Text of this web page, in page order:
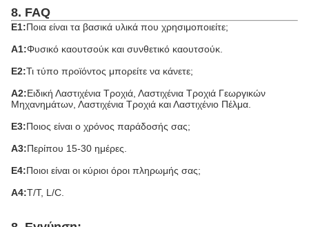
8. FAQ
Ε1:Ποια είναι τα βασικά υλικά που χρησιμοποιείτε;
Α1:Φυσικό καουτσούκ και συνθετικό καουτσούκ.
Ε2:Τι τύπο προϊόντος μπορείτε να κάνετε;
Α2:Ειδική Λαστιχένια Τροχιά, Λαστιχένια Τροχιά Γεωργικών
Μηχανημάτων, Λαστιχένια Τροχιά και Λαστιχένιο Πέλμα.
Ε3:Ποιος είναι ο χρόνος παράδοσής σας;
Α3:Περίπου 15-30 ημέρες.
Ε4:Ποιοι είναι οι κύριοι όροι πληρωμής σας;
Α4:T/T, L/C.